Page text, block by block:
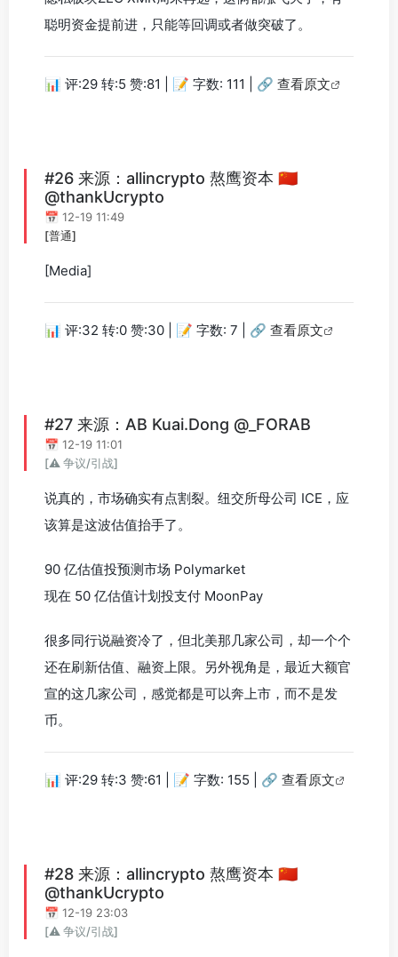
聪明资金提前进，只能等回调或者做突破了。
📊 评:29 转:5 赞:81 | 📝 字数: 111 | 🔗 查看原文
#26 来源：allincrypto 熬鹰资本 🇨🇳
@thankUcrypto
📅 12-19 11:49
[普通]
[Media]
📊 评:32 转:0 赞:30 | 📝 字数: 7 | 🔗 查看原文
#27 来源：AB Kuai.Dong @_FORAB
📅 12-19 11:01
[⚠️ 争议/引战]
说真的，市场确实有点割裂。纽交所母公司 ICE，应
该算是这波估值抬手了。
90 亿估值投预测市场 Polymarket
现在 50 亿估值计划投支付 MoonPay
很多同行说融资冷了，但北美那几家公司，却一个个
还在刷新估值、融资上限。另外视角是，最近大额官
宣的这几家公司，感觉都是可以奔上市，而不是发
币。
📊 评:29 转:3 赞:61 | 📝 字数: 155 | 🔗 查看原文
#28 来源：allincrypto 熬鹰资本 🇨🇳
@thankUcrypto
📅 12-19 23:03
[⚠️ 争议/引战]